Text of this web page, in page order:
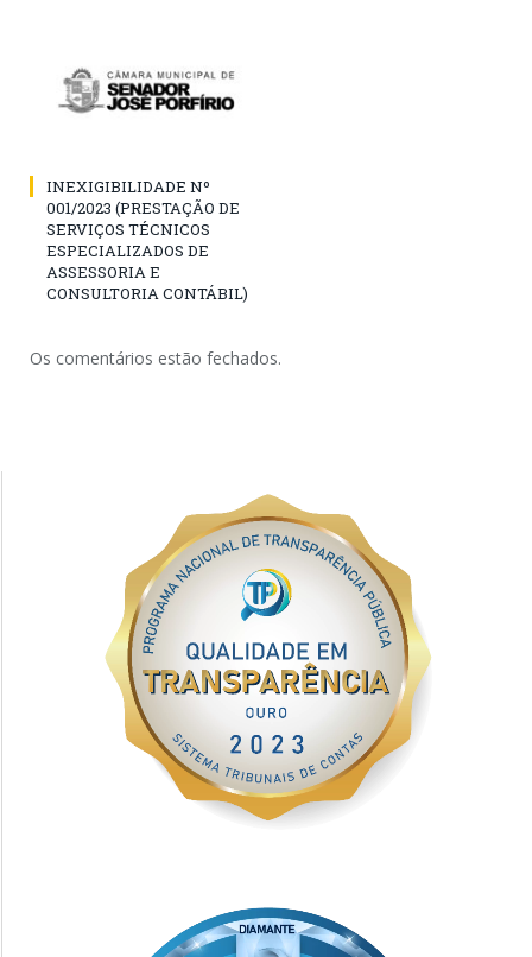
INEXIGIBILIDADE Nº
001/2023 (PRESTAÇÃO DE
SERVIÇOS TÉCNICOS
ESPECIALIZADOS DE
ASSESSORIA E
CONSULTORIA CONTÁBIL)
Os comentários estão fechados.